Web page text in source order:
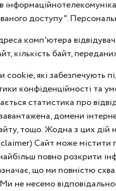
доступу".
комп'ютера
кількість байт,
які забезпечують
конфіденційності та
статистика про
домени
тощо. Жодна з цих дій
Сайт може
повно розкрити
що ми повністю
не несемо